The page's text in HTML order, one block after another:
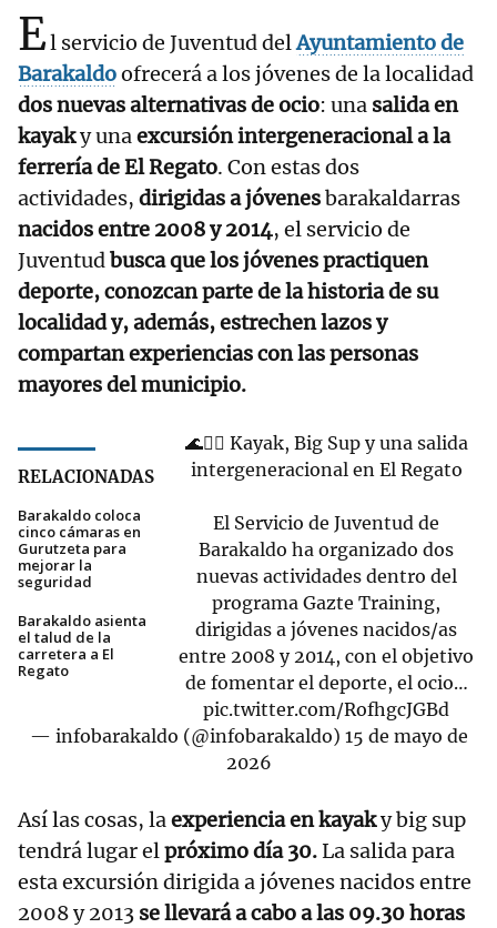
El servicio de Juventud delAyuntamiento de
Barakaldoofrecerá a los jóvenes de la localidad
dos nuevas alternativas de ocio: una salida en
kayaky unaexcursión intergeneracional a la
ferrería de El Regato. Con estas dos
actividades, dirigidas a jóvenesbarakaldarras
nacidos entre 2008 y 2014, el servicio de
Juventudbusca que los jóvenes practiquen
deporte, conozcan parte de la historia de su
localidad y, además, estrechen lazos y
compartan experiencias con las personas
mayores del municipio.
RELACIONADAS
Barakaldo coloca
cinco cámaras en
Gurutzeta para
mejorar la
seguridad
Barakaldo asienta
el talud de la
carretera a El
Regato
🌊🚣‍♀️ Kayak, Big Sup y una salida
intergeneracional en El Regato
El Servicio de Juventud de
Barakaldo ha organizado dos
nuevas actividades dentro del
programa Gazte Training,
dirigidas a jóvenes nacidos/as
entre 2008 y 2014, con el objetivo
de fomentar el deporte, el ocio…
pic.twitter.com/RofhgcJGBd
— infobarakaldo (@infobarakaldo) 15 de mayo de
2026
Así las cosas, laexperiencia en kayaky big sup
tendrá lugar elpróximo día 30.La salida para
esta excursión dirigida a jóvenes nacidos entre
2008 y 2013 se llevará a cabo a las 09.30 horas